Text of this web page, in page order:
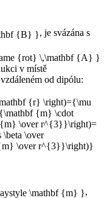
, je svázána s
v místě
od dipólu:
,